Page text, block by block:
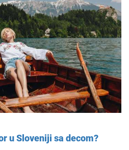
u Sloveniji sa decom?